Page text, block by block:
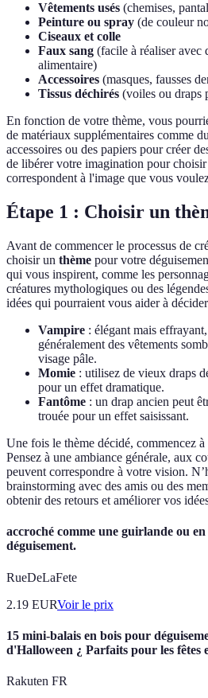
Vêtements usés (chemises,
Peinture ou spray (de couleur
Ciseaux et colle
Faux sang (facile à réaliser avec
alimentaire)
Accessoires (masques, fausses
Tissus déchirés (voiles ou draps
En fonction de votre thème, vous
de matériaux supplémentaires comme
accessoires ou des papiers pour créer
de libérer votre imagination pour choisir
correspondent à l'image que vous
Étape 1 : Choisir un
Avant de commencer le processus de
choisir un thème pour votre
qui vous inspirent, comme les
créatures mythologiques ou des
idées qui pourraient vous aider à
Vampire : élégant mais
généralement des vêtements
visage pâle.
Momie : utilisez de vieux draps
pour un effet dramatique.
Fantôme : un drap ancien peut
trouée pour un effet saisissant.
Une fois le thème décidé, commencez
Pensez à une ambiance générale, aux
peuvent correspondre à votre vision.
brainstorming avec des amis ou des
obtenir des retours et améliorer vos
accroché comme une guirlande ou en
déguisement.
RueDeLaFete
2.19 EURVoir le prix
15 mini-balais en bois pour
d'Halloween ¿ Parfaits pour les fêtes
Rakuten FR